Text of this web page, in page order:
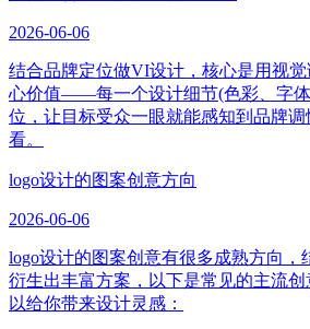
2026-06-06
结合品牌定位做VI设计，核心是用视
心价值——每一个设计细节(色彩、字
位，让目标受众一眼就能感知到品牌
看。
logo设计的图案创意方向
2026-06-06
logo设计的图案创意有很多成熟方向，
衍生出丰富方案，以下是常见的主流
以给你带来设计灵感：